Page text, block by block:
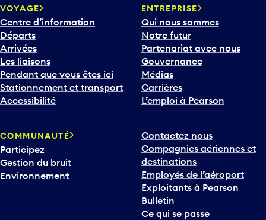
v
e
r
s
l
e
b
a
o
u
r
i
VOYAGE
Centre d’information
Départs
Arrivées
Les liaisons
Pendant que vous êtes ici
Stationnement et transport
Accessibilité
ENTREPRISE
Qui nous sommes
Notre futur
Partenariat avec nous
Gouvernance
Médias
Carrières
L’emploi à Pearson
COMMUNAUTÉ
Participez
Gestion du bruit
Environnement
Contactez nous
Compagnies aériennes et
destinations
Employés de l’aéroport
Exploitants à Pearson
Bulletin
Ce qui se passe